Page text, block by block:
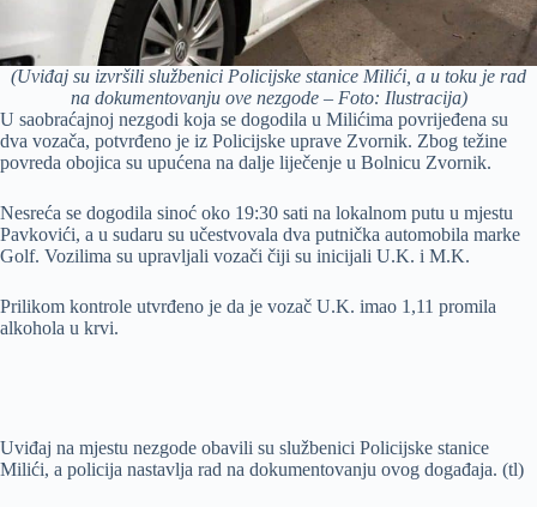
(Uviđaj su izvršili službenici Policijske stanice Milići, a u toku je rad
na dokumentovanju ove nezgode – Foto: Ilustracija)
U saobraćajnoj nezgodi koja se dogodila u Milićima povrijeđena su
dva vozača, potvrđeno je iz Policijske uprave Zvornik. Zbog težine
povreda obojica su upućena na dalje liječenje u Bolnicu Zvornik.
Nesreća se dogodila sinoć oko 19:30 sati na lokalnom putu u mjestu
Pavkovići, a u sudaru su učestvovala dva putnička automobila marke
Golf. Vozilima su upravljali vozači čiji su inicijali U.K. i M.K.
Prilikom kontrole utvrđeno je da je vozač U.K. imao 1,11 promila
alkohola u krvi.
Uviđaj na mjestu nezgode obavili su službenici Policijske stanice
Milići, a policija nastavlja rad na dokumentovanju ovog događaja. (tl)